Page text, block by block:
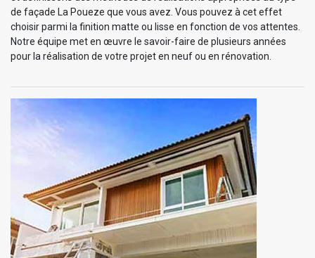
de façade La Poueze que vous avez. Vous pouvez à cet effet
choisir parmi la finition matte ou lisse en fonction de vos attentes.
Notre équipe met en œuvre le savoir-faire de plusieurs années
pour la réalisation de votre projet en neuf ou en rénovation.